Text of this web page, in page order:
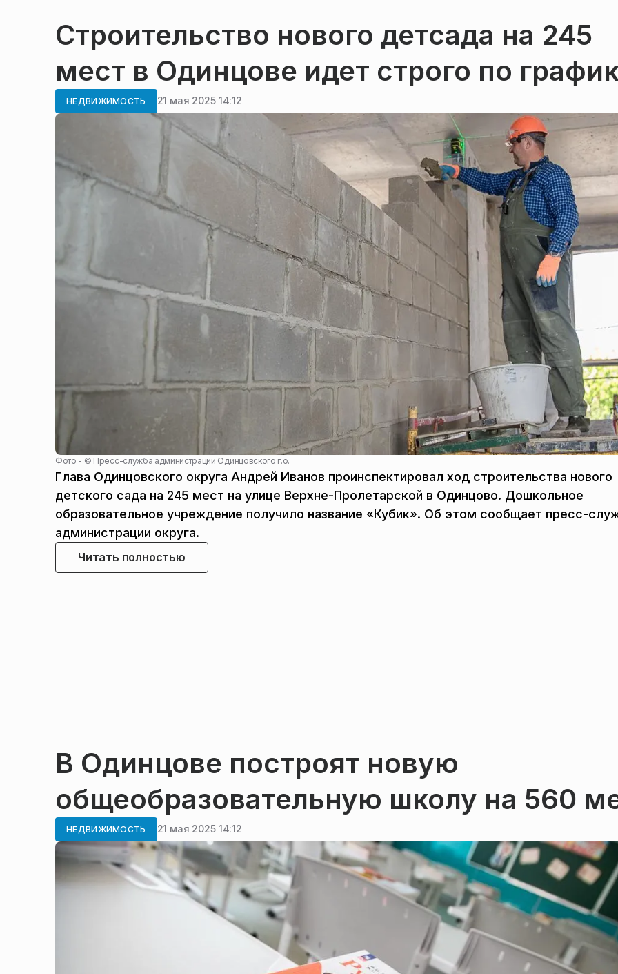
Строительство нового детсада на 245
мест в Одинцове идет строго по
НЕДВИЖИМОСТЬ 21 мая 2025 14:12
Фото - © Пресс-служба администрации Одинцовского г.о.
Глава Одинцовского округа Андрей Иванов проинспектировал ход строительства нового
детского сада на 245 мест на улице Верхне-Пролетарской в Одинцово. Дошкольное
образовательное учреждение получило название «Кубик». Об этом сообщает пресс-
администрации округа.
Читать полностью
В Одинцове построят новую
общеобразовательную школу на 560
НЕДВИЖИМОСТЬ 21 мая 2025 14:12